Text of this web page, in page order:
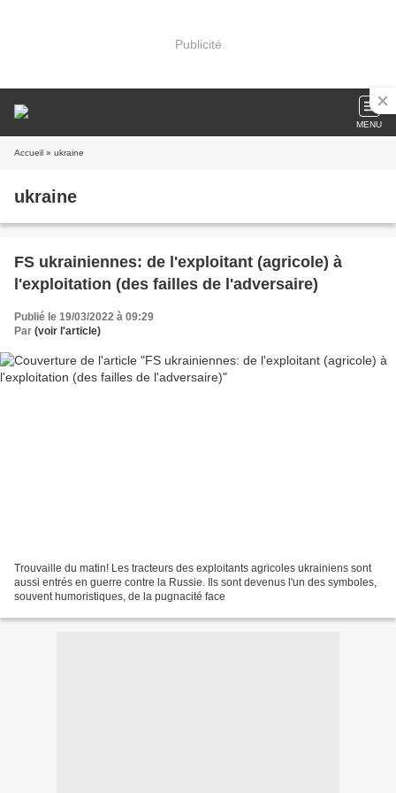
Publicité
MENU
Accueil » ukraine
ukraine
FS ukrainiennes: de l'exploitant (agricole) à
l'exploitation (des failles de l'adversaire)
Publié le 19/03/2022 à 09:29
Par (voir l'article)
Trouvaille du matin! Les tracteurs des exploitants agricoles ukrainiens sont
aussi entrés en guerre contre la Russie. Ils sont devenus l'un des symboles,
souvent humoristiques, de la pugnacité face